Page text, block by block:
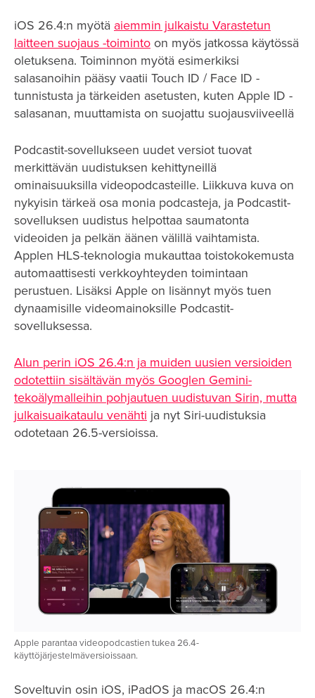
iOS 26.4:n myötä aiemmin julkaistu Varastetun
laitteen suojaus -toiminto on myös jatkossa käytössä
oletuksena. Toiminnon myötä esimerkiksi
salasanoihin pääsy vaatii Touch ID / Face ID -
tunnistusta ja tärkeiden asetusten, kuten Apple ID -
salasanan, muuttamista on suojattu suojausviiveellä
Podcastit-sovellukseen uudet versiot tuovat
merkittävän uudistuksen kehittyneillä
ominaisuuksilla videopodcasteille. Liikkuva kuva on
nykyisin tärkeä osa monia podcasteja, ja Podcastit-
sovelluksen uudistus helpottaa saumatonta
videoiden ja pelkän äänen välillä vaihtamista.
Applen HLS-teknologia mukauttaa toistokokemusta
automaattisesti verkkoyhteyden toimintaan
perustuen. Lisäksi Apple on lisännyt myös tuen
dynaamisille videomainoksille Podcastit-
sovelluksessa.
Alun perin iOS 26.4:n ja muiden uusien versioiden
odotettiin sisältävän myös Googlen Gemini-
tekoälymalleihin pohjautuen uudistuvan Sirin, mutta
julkaisuaikataulu venähti ja nyt Siri-uudistuksia
odotetaan 26.5-versioissa.
Apple parantaa videopodcastien tukea 26.4-
käyttöjärjestelmäversioissaan.
Soveltuvin osin iOS, iPadOS ja macOS 26.4:n